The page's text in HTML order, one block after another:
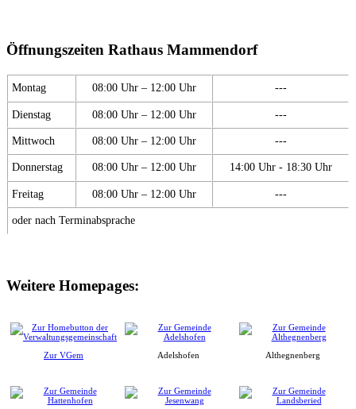
Öffnungszeiten Rathaus Mammendorf
Montag 08:00 Uhr – 12:00 Uhr ---
Dienstag 08:00 Uhr – 12:00 Uhr ---
Mittwoch 08:00 Uhr – 12:00 Uhr ---
Donnerstag 08:00 Uhr – 12:00 Uhr 14:00 Uhr - 18:30 Uhr
Freitag 08:00 Uhr – 12:00 Uhr ---
oder nach Terminabsprache
Weitere Homepages:
Zur VGem Adelshofen Althegnenberg